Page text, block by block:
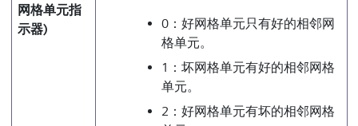
网格单元指
示器)
0：好网格单元只有好的相邻网
格单元。
1：坏网格单元有好的相邻网格
单元。
2：好网格单元有坏的相邻网格